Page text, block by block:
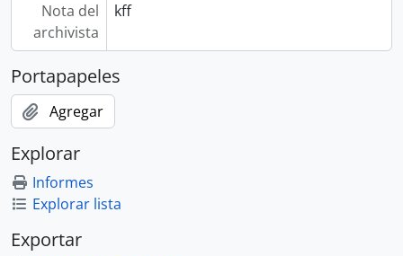
Nota del
archivista
kff
Portapapeles
Agregar
Explorar
Informes
Explorar lista
Exportar